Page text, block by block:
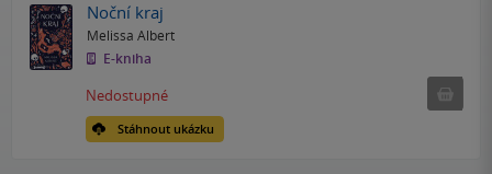
Noční kraj
Melissa Albert
E-kniha
Stáhnout ukázku
Nedostupné